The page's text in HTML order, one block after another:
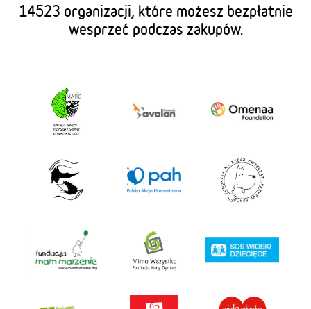
14523 organizacji, które możesz bezpłatnie
wesprzeć podczas zakupów.